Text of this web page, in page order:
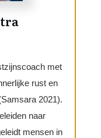
met
rust en
2021).
naar
mensen in